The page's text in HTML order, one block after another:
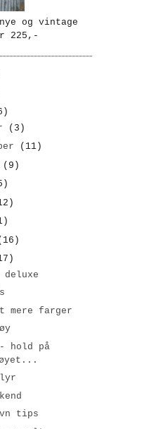
og vintage
225,-
(3)
(11)
(9)
deluxe
mere farger
hold på
tips